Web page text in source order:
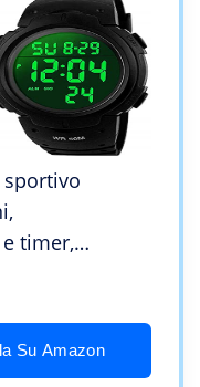
sportivo
timer,
a LED,
Su Amazon